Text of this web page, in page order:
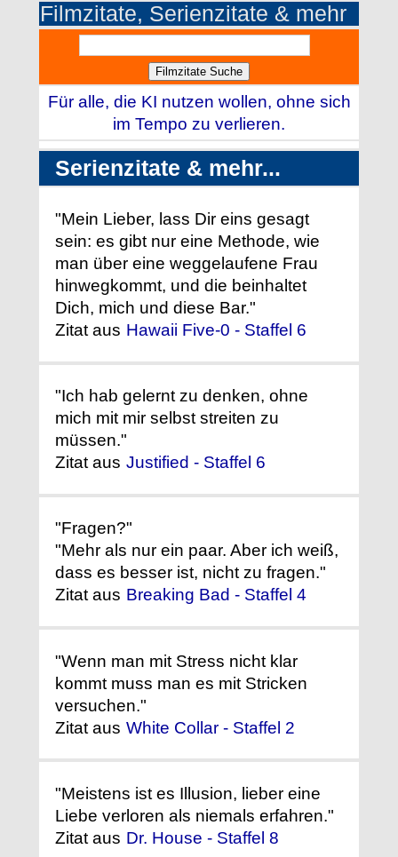
Filmzitate, Serienzitate & mehr
Für alle, die KI nutzen wollen, ohne sich
im Tempo zu verlieren.
Serienzitate & mehr...
"Mein Lieber, lass Dir eins gesagt
sein: es gibt nur eine Methode, wie
man über eine weggelaufene Frau
hinwegkommt, und die beinhaltet
Dich, mich und diese Bar."
Zitat aus Hawaii Five-0 - Staffel 6
"Ich hab gelernt zu denken, ohne
mich mit mir selbst streiten zu
müssen."
Zitat aus Justified - Staffel 6
"Fragen?"
"Mehr als nur ein paar. Aber ich weiß,
dass es besser ist, nicht zu fragen."
Zitat aus Breaking Bad - Staffel 4
"Wenn man mit Stress nicht klar
kommt muss man es mit Stricken
versuchen."
Zitat aus White Collar - Staffel 2
"Meistens ist es Illusion, lieber eine
Liebe verloren als niemals erfahren."
Zitat aus Dr. House - Staffel 8